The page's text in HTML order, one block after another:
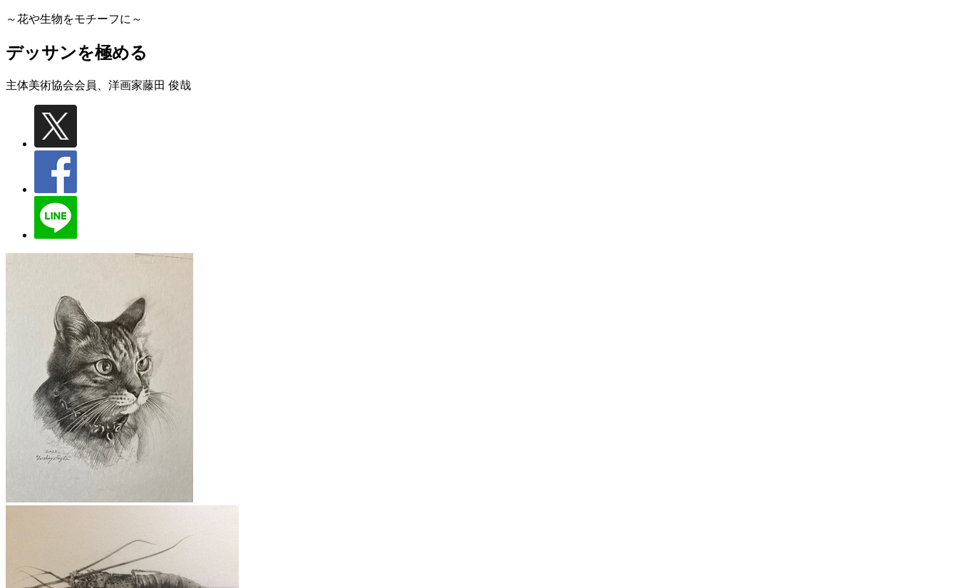
～花や生物をモチーフに～
デッサンを極める
主体美術協会会員、洋画家藤田 俊哉